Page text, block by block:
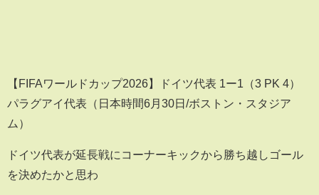
【FIFAワールドカップ2026】ドイツ代表 1ー1（3 PK 4）
パラグアイ代表（日本時間6月30日/ボストン・スタジア
ム）
ドイツ代表が延長戦にコーナーキックから勝ち越しゴール
を決めたかと思わ